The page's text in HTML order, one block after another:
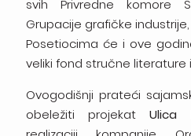
svih Privredne komore
Grupacije grafičke
Posetiocima će i ove
veliki fond stručne literature
Ovogodišnji prateći
obeležiti projekatUlica